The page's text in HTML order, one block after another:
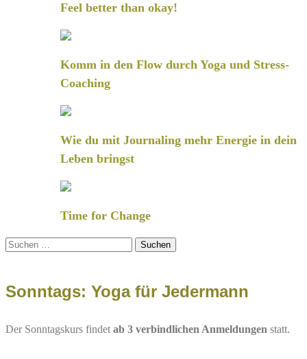
Feel better than okay!
Komm in den Flow durch Yoga und Stress-
Coaching
Wie du mit Journaling mehr Energie in dein
Leben bringst
Time for Change
Suchen
nach:
Sonntags: Yoga für Jedermann
Der Sonntagskurs findet ab 3 verbindlichen Anmeldungen statt.